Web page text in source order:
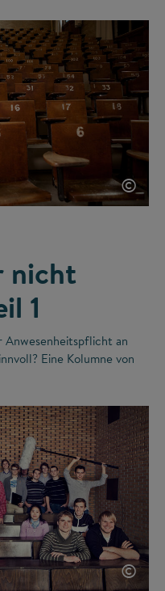
©
nicht
1
an
Eine Kolumne von
©